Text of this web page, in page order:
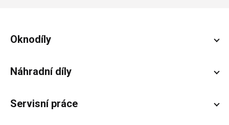
Zápatí
Oknodíly
Náhradní díly
Servisní práce